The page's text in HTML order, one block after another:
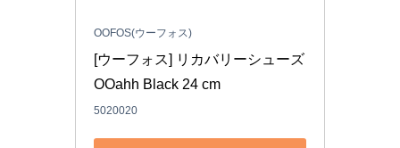
OOFOS(ウーフォス)
[ウーフォス] リカバリーシューズ
OOahh Black 24 cm
5020020